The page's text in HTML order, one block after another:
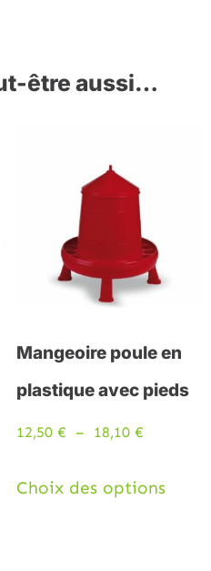
être aussi…
Mangeoire poule en
plastique avec pieds
12,50 € – 18,10 €
Choix des options